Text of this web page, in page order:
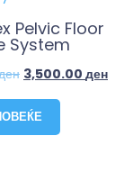
Pelvic Floor
System
3,500.00 ден